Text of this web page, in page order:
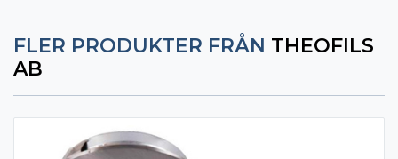
FLER PRODUKTER FRÅN THEOFILS
AB